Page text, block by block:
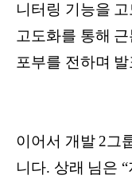
니터링 기능을
고도화를 통해
포부를 전하며
이어서 개발 2그
니다. 상래 님은